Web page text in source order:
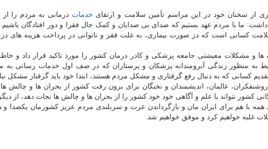
از سخنان خود در این مراسم تأمین سلامت و ارتقای خدمات درمانی به مردم را
داشت: ما با مردم عهد بستیم که صدای بی صدایان و کمک حال فقرا و دور افتادگان
کسانی است که در صورت بیماری، به علت فقر و ناتوانی در پرداخت هزینه های
ها و مشکلات معیشتی جامعه پزشکی و کادر درمان کشور را مورد تاکید قرار داد و
منظور زندگی آبرومندانه پزشکان و پرستاران که در صف اول خدمات رسانی به
کسانی که به دنبال رفع گرفتاری و مشکل مردم هستند، ابتدا خود باید گرفتار مشکل
عالمان، اندیشمندان و نخبگان برای برون رفت کشور از بحران ها و چالش
کشور نتواند با علم و آگاهی خود خود کشور را از بحران ها و چالش ها نجات دهد، از
همه با هم برای ایران مان و بازگرداندن عزت و سربلندی مردم عزیز کشورمان یکصدا و
غلبه خواهیم کرد و موفق خواهیم شد.